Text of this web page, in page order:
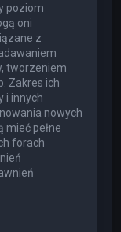
poziom
oni
z
tworzeniem
Zakres ich
i innych
nowych
pełne
forach